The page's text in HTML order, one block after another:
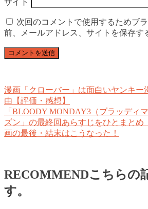
次回のコメントで使用するためブ
前、メールアドレス、サイトを保存す
漫画「クローバー」は面白いヤンキー
由【評価・感想】
「BLOODY MONDAY3（ブラッディ
ズン」の最終回あらすじをひとまとめ
画の最後・結末はこうなった！
RECOMMENDこちらの
す。